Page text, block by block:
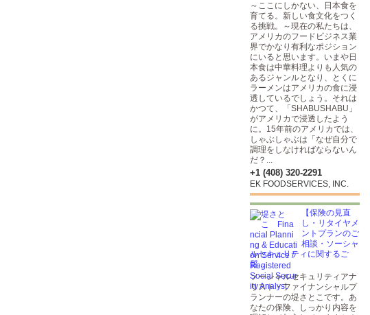
～ここにしかない、日本食を
育てる。新しい食文化をつく
る挑戦。～現在の私たちは、
アメリカのフードビジネス業
界でかなり有利なポジション
にいると思います。いまや日
本食は中華料理よりも人気の
あるジャンルとなり、とくに
ラーメンはアメリカの食に浸
透しているでしょう。それは
かつて、「SHABUSHABU」
がアメリカで浸透したよう
に。15年前のアメリカでは、
しゃぶしゃぶは「なぜ自分で
調理をしなければならないん
だ？...
+1 (408) 320-2291
EK FOODSERVICES, INC.
【保険の見直
し・リタイヤメ
ントプランのご
相談・ソーシャ
ルセキュリティに関するご
質...
ソーシャルセキュリティアナ
リスト・ファイナンシャルプ
ランナーの堤さとこです。あ
なたの保険、しっかり内容を